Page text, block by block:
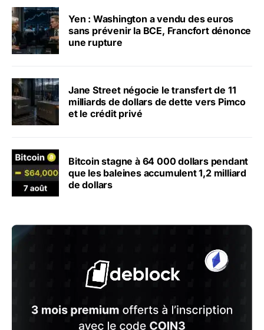
Yen : Washington a vendu des euros
sans prévenir la BCE, Francfort dénonce
une rupture
Jane Street négocie le transfert de 11
milliards de dollars de dette vers Pimco
et le crédit privé
Bitcoin stagne à 64 000 dollars pendant
que les baleines accumulent 1,2 milliard
de dollars